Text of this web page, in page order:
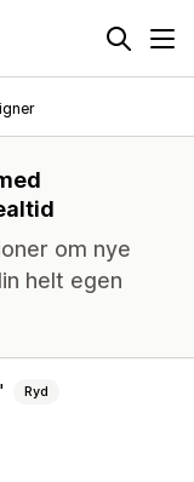
om nye
helt egen
Ryd